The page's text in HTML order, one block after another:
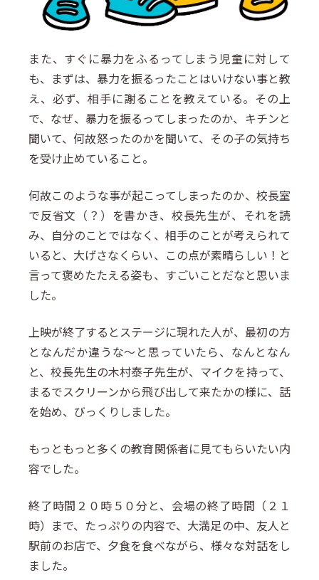
また、すぐに暴力をふるってしまう児童に対して
も、まずは、暴力を振るったことはいけない事と教
え、必ず、相手に謝ることを教えている。その上
で、なぜ、暴力を振るってしまったのか、キチンと
聞いて、何故怒ったのかを聞いて、その子の気持ち
を受け止めていること。
何故このような事が起こってしまったのか、校長室
で反省文（？）を書かき、校長先生が、それを読
み、自分のことではなく、相手のことが考えられて
いると、大げさなくらい、この点が素晴らしい！と
言って褒めたたえる姿も、すごいことだなと思いま
した。
上映が終了するとステージに現れた人が、最初の方
となんだか違うな～と思っていたら、なんとなん
と、校長先生の木村泰子先生が、マイクを持って、
まるでスクリーンから飛び出して来たかの様に、話
を始め、びっくりしました。
もっともっと多くの教育関係者に見てもらいたい内
容でした。
終了時間２０時５０分と、会場の終了時間（２１
時）まで、たっぷりの内容で、大満足の中、友人と
駅前のお店で、夕食を食べながら、様々な対話をし
ました。